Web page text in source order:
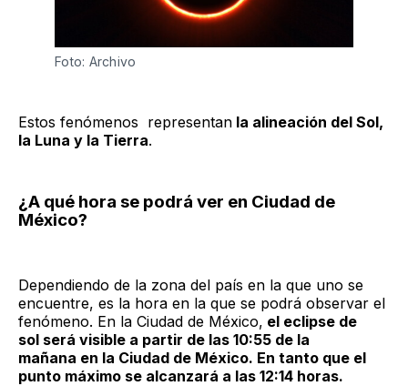
Foto: Archivo
Estos fenómenos representan la alineación del Sol,
la Luna y la Tierra.
¿A qué hora se podrá ver en Ciudad de
México?
Dependiendo de la zona del país en la que uno se
encuentre, es la hora en la que se podrá observar el
fenómeno. En la Ciudad de México, el eclipse de
sol será visible a partir de las 10:55 de la
mañana en la Ciudad de México. En tanto que el
punto máximo se alcanzará a las 12:14 horas.